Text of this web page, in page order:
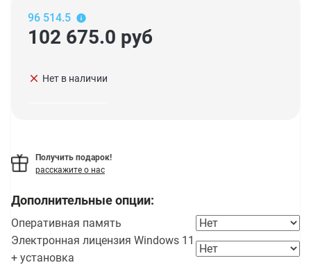
96 514.5
102 675.0 руб
clear Нет в наличии
Получить подарок!
расскажите о нас
Дополнительные опции:
Оперативная память
Электронная лицензия Windows 11
+ установка